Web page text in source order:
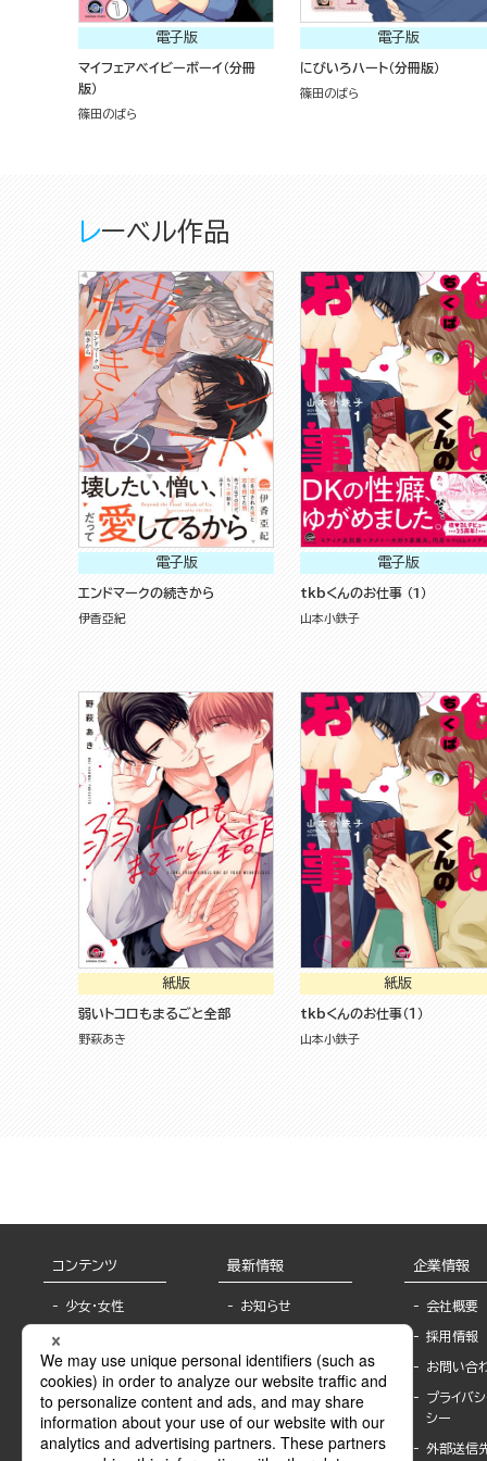
電子版
マイフェアベイビーボーイ（分冊
版）
篠田のばら
電子版
にびいろハート（分冊版）
篠田のばら
レーベル作品
電子版
エンドマークの続きから
伊香亞紀
電子版
tkbくんのお仕事 （1）
山本小鉄子
紙版
弱いトコロもまるごと全部
野萩あき
紙版
tkbくんのお仕事（１）
山本小鉄子
コンテンツ
少女・女性
BL
ライトノベル
青年・一般
グラビア・写真
最新情報
お知らせ
報
書店様へ
海外ライセンシー
公式SNSアカウ
企業情報
会社概要
採用情報
お問い合
プライバ
シー
外部送信